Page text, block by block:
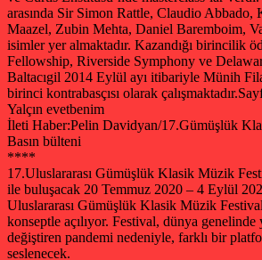
arasında Sir Simon Rattle, Claudio
Maazel, Zubin Mehta, Daniel Baremboim,
isimler yer almaktadır. Kazandığı birincilik
Fellowship, Riverside Symphony ve
Baltacıgil 2014 Eylül ayı itibariyle Münih
birinci kontrabasçısı olarak çalışmaktadır.
Yalçın evetbenim
İleti Haber:Pelin Davidyan/17.Gümüşlük
Basın bülteni
****
17.Uluslararası Gümüşlük Klasik Müzik
ile buluşacak 20 Temmuz 2020 – 4 Eylül
Uluslararası Gümüşlük Klasik Müzik
konseptle açılıyor. Festival, dünya genelinde
değiştiren pandemi nedeniyle, farklı bir
seslenecek.